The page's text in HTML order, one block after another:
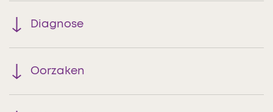
Diagnose
Oorzaken